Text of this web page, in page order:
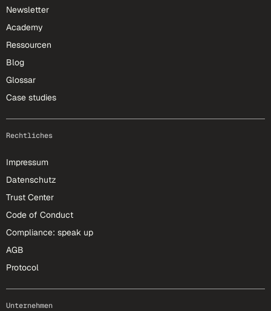
Newsletter
Academy
Ressourcen
Blog
Glossar
Case studies
Rechtliches
Impressum
Datenschutz
Trust Center
Code of Conduct
Compliance: speak up
AGB
Protocol
Unternehmen